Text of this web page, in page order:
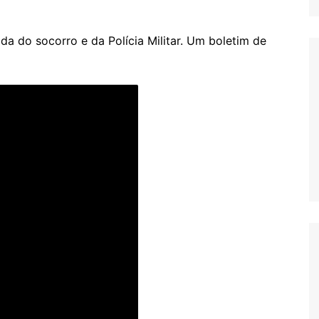
do socorro e da Polícia Militar. Um boletim de